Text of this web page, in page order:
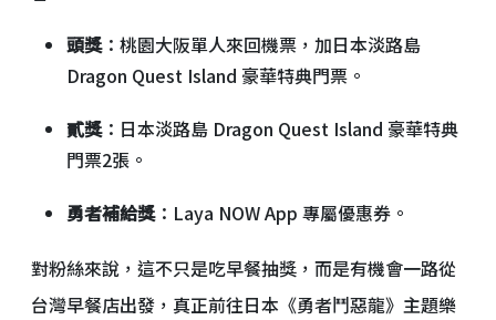
頭獎：桃園大阪單人來回機票，加日本淡路島
Dragon Quest Island 豪華特典門票。
貳獎：日本淡路島 Dragon Quest Island 豪華特典
門票2張。
勇者補給獎：Laya NOW App 專屬優惠券。
對粉絲來說，這不只是吃早餐抽獎，而是有機會一路從
台灣早餐店出發，真正前往日本《勇者鬥惡龍》主題樂